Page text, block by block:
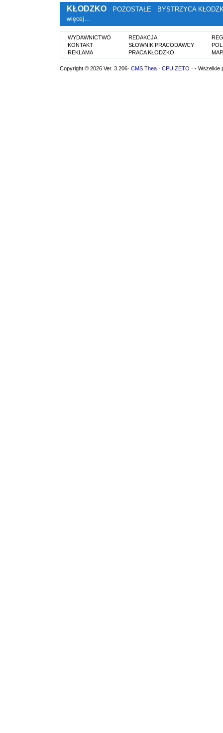
KŁODZKO POZOSTAŁE BYSTRZYCA
więcej…
WYDAWNICTWO
KONTAKT
REKLAMA
REDAKCJA
SŁOWNIK PRACODAWCY
PRACA KŁODZKO
Copyright © 2026 Ver. 3.206· CMS Thea · CPU ZETO · - Wszelkie